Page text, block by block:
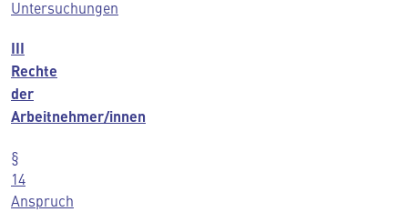
Untersuchungen
III
Rechte
der
Arbeitnehmer/innen
§
14
Anspruch